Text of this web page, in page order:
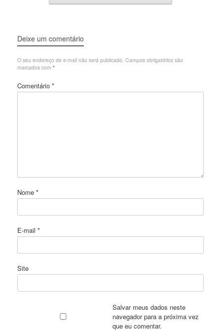
Deixe um comentário
O seu endereço de e-mail não será publicado. Campos obrigatórios são
marcados com *
Comentário *
Nome *
E-mail *
Site
Salvar meus dados neste
navegador para a próxima vez
que eu comentar.